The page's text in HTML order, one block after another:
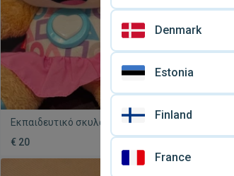
Εκπαιδευτικό σκυλάκι και Αλογάκι
θάλασσας Fisher-Price σετ μεταχειρισμένο
€ 20
Denmark
Estonia
Finland
France